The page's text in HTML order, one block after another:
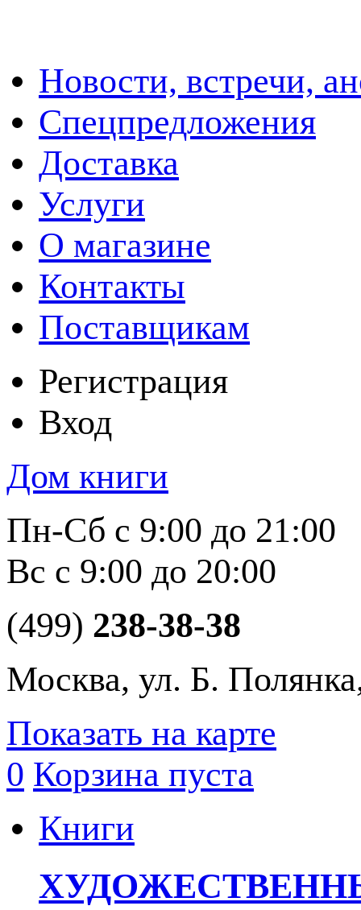
Новости, встречи,
Спецпредложения
Доставка
Услуги
О магазине
Контакты
Поставщикам
Регистрация
Вход
Дом книги
Пн-Сб с 9:00 до 21:00
Вс с 9:00 до 20:00
(499) 238-38-38
Москва, ул. Б.
Показать на карте
0 Корзина пуста
Книги